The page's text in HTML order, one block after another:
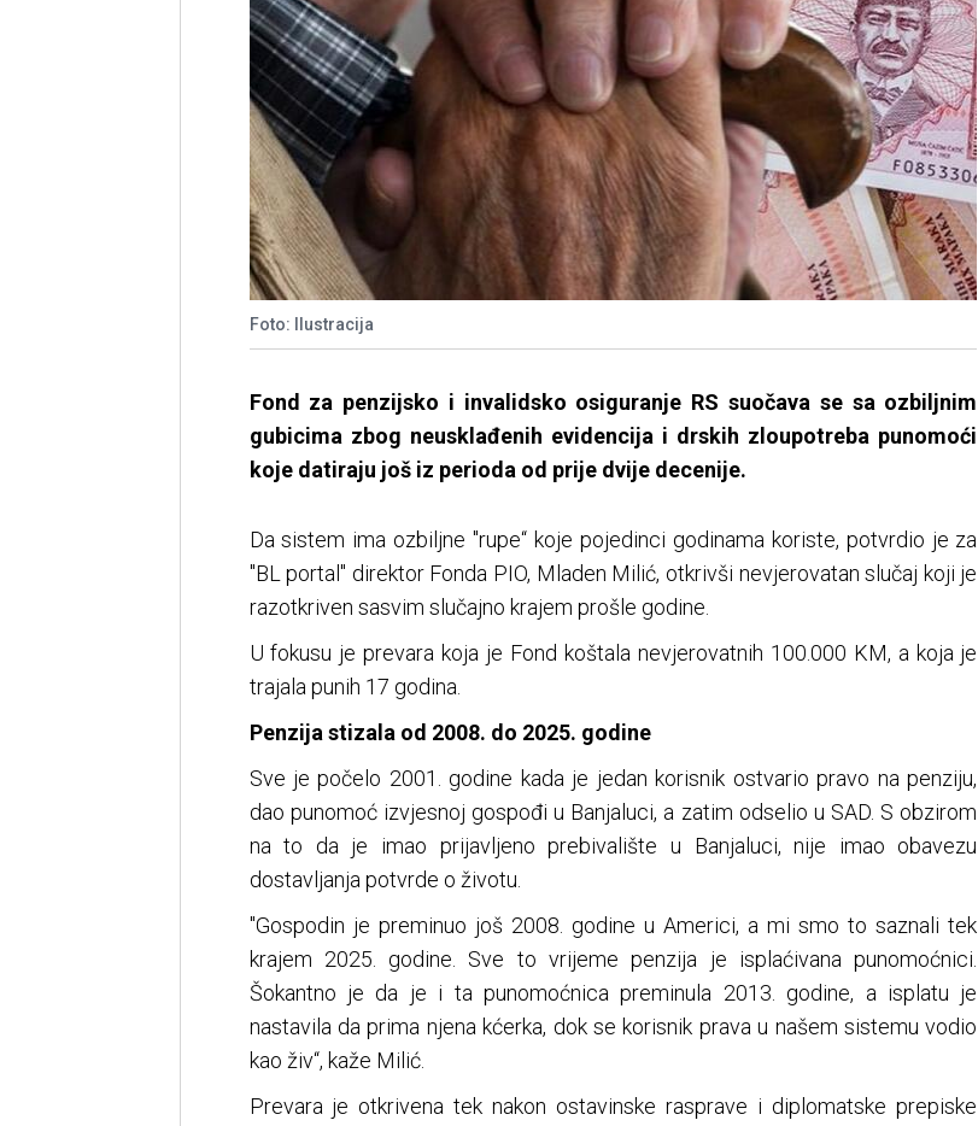
Foto: Ilustracija
Fond za penzijsko i invalidsko osiguranje RS suočava se sa ozbiljnim
gubicima zbog neusklađenih evidencija i drskih zloupotreba punomoći
koje datiraju još iz perioda od prije dvije decenije.
Da sistem ima ozbiljne "rupe“ koje pojedinci godinama koriste, potvrdio je za
"BL portal" direktor Fonda PIO, Mladen Milić, otkrivši nevjerovatan slučaj koji je
razotkriven sasvim slučajno krajem prošle godine.
U fokusu je prevara koja je Fond koštala nevjerovatnih 100.000 KM, a koja je
trajala punih 17 godina.
Penzija stizala od 2008. do 2025. godine
Sve je počelo 2001. godine kada je jedan korisnik ostvario pravo na penziju,
dao punomoć izvjesnoj gospođi u Banjaluci, a zatim odselio u SAD. S obzirom
na to da je imao prijavljeno prebivalište u Banjaluci, nije imao obavezu
dostavljanja potvrde o životu.
"Gospodin je preminuo još 2008. godine u Americi, a mi smo to saznali tek
krajem 2025. godine. Sve to vrijeme penzija je isplaćivana punomoćnici.
Šokantno je da je i ta punomoćnica preminula 2013. godine, a isplatu je
nastavila da prima njena kćerka, dok se korisnik prava u našem sistemu vodio
kao živ“, kaže Milić.
Prevara je otkrivena tek nakon ostavinske rasprave i diplomatske prepiske